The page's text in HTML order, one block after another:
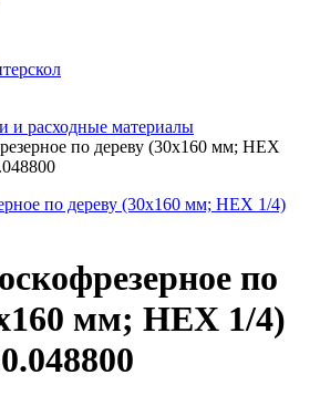
и расходные материалы
по дереву (30х160 мм; HEX
по
мм; HEX 1/4)